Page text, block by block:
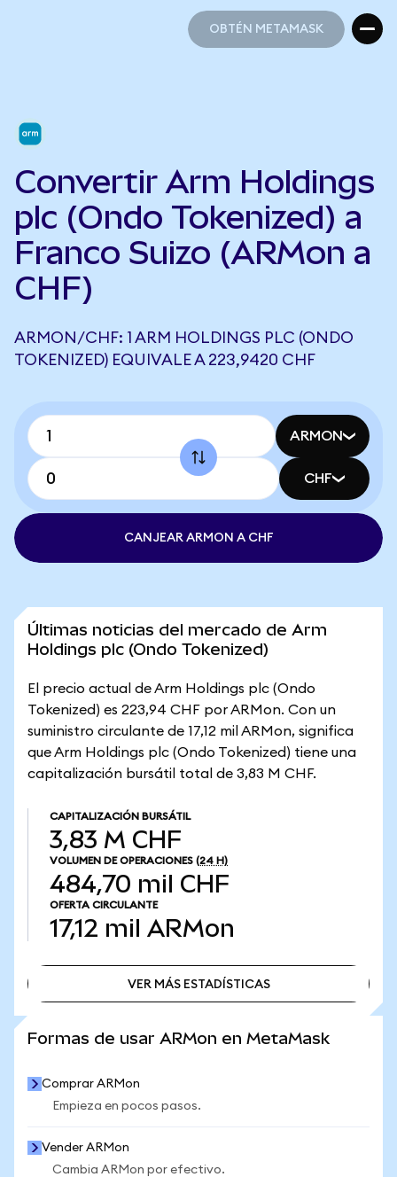
OBTÉN METAMASK
Convertir Arm Holdings
plc (Ondo Tokenized) a
Franco Suizo (ARMon a
CHF)
ARMON/CHF: 1 ARM HOLDINGS PLC (ONDO
TOKENIZED) EQUIVALE A 223,9420 CHF
ARMON
CHF
CANJEAR ARMON A CHF
Últimas noticias del mercado de Arm
Holdings plc (Ondo Tokenized)
El precio actual de Arm Holdings plc (Ondo
Tokenized) es 223,94 CHF por ARMon. Con un
suministro circulante de 17,12 mil ARMon, significa
que Arm Holdings plc (Ondo Tokenized) tiene una
capitalización bursátil total de 3,83 M CHF.
CAPITALIZACIÓN BURSÁTIL
3,83 M CHF
VOLUMEN DE OPERACIONES (24 H)
484,70 mil CHF
OFERTA CIRCULANTE
17,12 mil ARMon
VER MÁS ESTADÍSTICAS
Formas de usar ARMon en MetaMask
Comprar ARMon
Empieza en pocos pasos.
Vender ARMon
Cambia ARMon por efectivo.